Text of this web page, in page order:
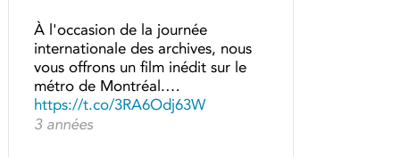
À l'occasion de la journée
internationale des archives, nous
vous offrons un film inédit sur le
métro de Montréal.…
https://t.co/3RA6Odj63W
3 années